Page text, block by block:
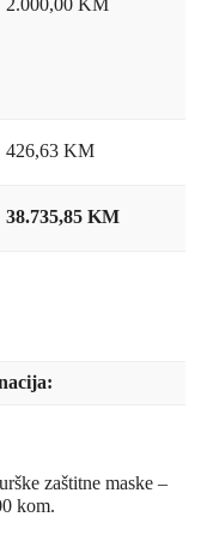
2.000,00 KM
426,63 KM
38.735,85 KM
zaštitne maske –
kom.